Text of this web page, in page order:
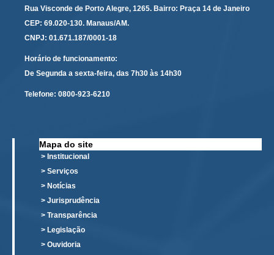
Plantão Judiciário
Cadastrar Processos
grau
Eventos
Portal Execução
Portal Proad
Portal dos Precatórios e Requisições de
Pequeno Valor
Programa Aprendizagem
Rua Visconde de Porto Alegre, 1265. Bairro: Praça 14 de Janeiro
CEP: 69.020-130. Manaus/AM.
CNPJ: 01.671.187/0001-18
Horário de funcionamento:
De Segunda a sexta-feira, das 7h30 às 14h30
Telefone: 0800-923-6210
Mapa do site
> Institucional
> Serviços
> Notícias
> Jurisprudência
> Transparência
> Legislação
> Ouvidoria